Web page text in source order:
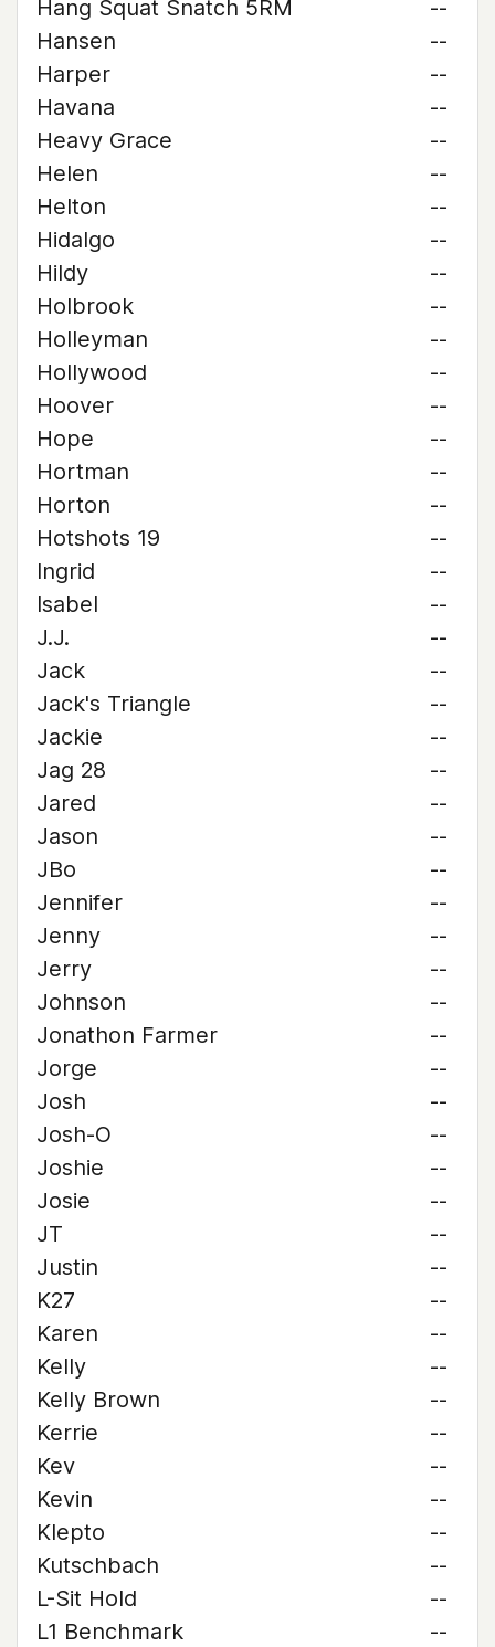
Hang Squat Snatch 5RM
--
Hansen
--
Harper
--
Havana
--
Heavy Grace
--
Helen
--
Helton
--
Hidalgo
--
Hildy
--
Holbrook
--
Holleyman
--
Hollywood
--
Hoover
--
Hope
--
Hortman
--
Horton
--
Hotshots 19
--
Ingrid
--
Isabel
--
J.J.
--
Jack
--
Jack's Triangle
--
Jackie
--
Jag 28
--
Jared
--
Jason
--
JBo
--
Jennifer
--
Jenny
--
Jerry
--
Johnson
--
Jonathon Farmer
--
Jorge
--
Josh
--
Josh-O
--
Joshie
--
Josie
--
JT
--
Justin
--
K27
--
Karen
--
Kelly
--
Kelly Brown
--
Kerrie
--
Kev
--
Kevin
--
Klepto
--
Kutschbach
--
L-Sit Hold
--
L1 Benchmark
--